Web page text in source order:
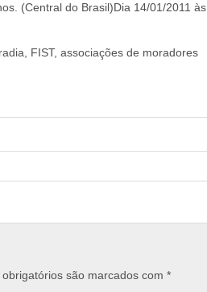
(Central do Brasil)Dia 14/01/2011 às
FIST, associações de moradores
são marcados com *